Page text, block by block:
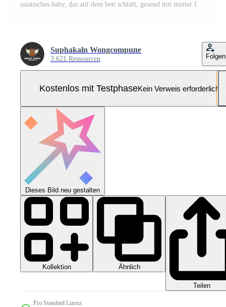
asiatisches baby, das auf dem bett schläft, gesund mit mutter für neues familienkonzept Pro Foto
Suphakaln Wongcompune
3.621 Ressourcen Folgen
Kostenlos mit TestphaseKein Verweis erforderlich
Dieses Bild neu gestalten
Kollektion Ähnlich
Teilen
Pro Standard Lizenz